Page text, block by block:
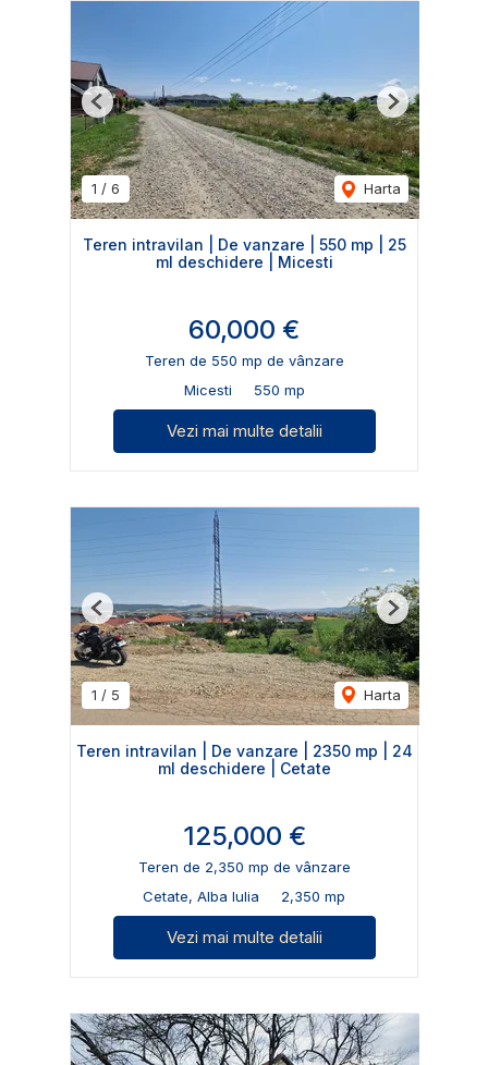
1 / 6 Harta
Previous Next
Teren intravilan | De vanzare | 550 mp | 25
ml deschidere | Micesti
60,000 €
Teren de 550 mp de vânzare
Micesti
550 mp
Vezi mai multe detalii
1 / 5 Harta
Previous Next
Teren intravilan | De vanzare | 2350 mp | 24
ml deschidere | Cetate
125,000 €
Teren de 2,350 mp de vânzare
Cetate, Alba Iulia
2,350 mp
Vezi mai multe detalii